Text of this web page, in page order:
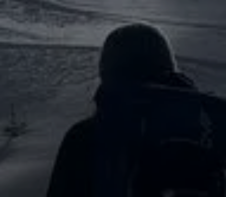
© DAV-Gangkofen (Rauschberg-Roßgasse)